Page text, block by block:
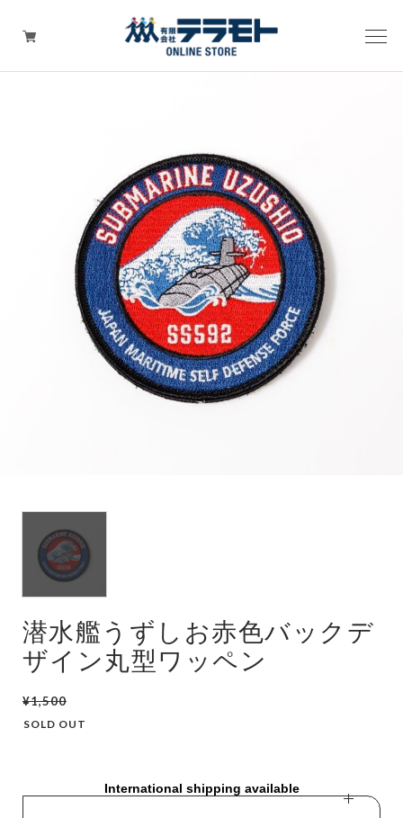
Tシャツ・ウェア
キャップ（帽子）
ZIPPO
ワッペン
その他グッズ（バッグ・タオル・ストラップ・
マスク等）
潜水艦うずしお赤色バックデ
ザイン丸型ワッペン
¥1,500
SOLD OUT
International shipping available